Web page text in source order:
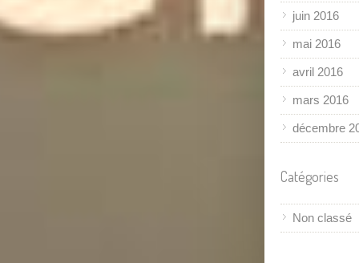
juin 2016
mai 2016
avril 2016
mars 2016
décembre
Catégories
Non classé